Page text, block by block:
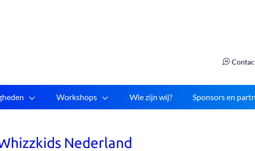
Workshops Wie zijn wij? Sponsors en
Nederland